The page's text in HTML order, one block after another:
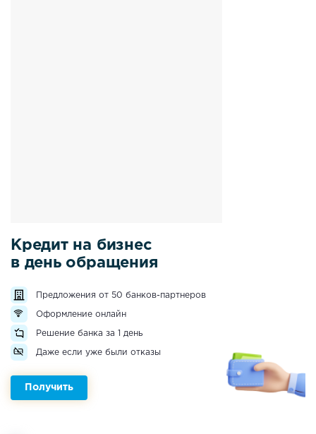
Кредит на бизнес
в день обращения
Предложения от 50 банков-партнеров
Оформление онлайн
Решение банка за 1 день
Даже если уже были отказы
Получить